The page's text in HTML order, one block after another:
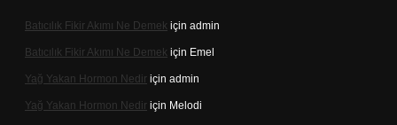
Batıcılık Fikir Akımı Ne Demek için admin
Batıcılık Fikir Akımı Ne Demek için Emel
Yağ Yakan Hormon Nedir için admin
Yağ Yakan Hormon Nedir için Melodi